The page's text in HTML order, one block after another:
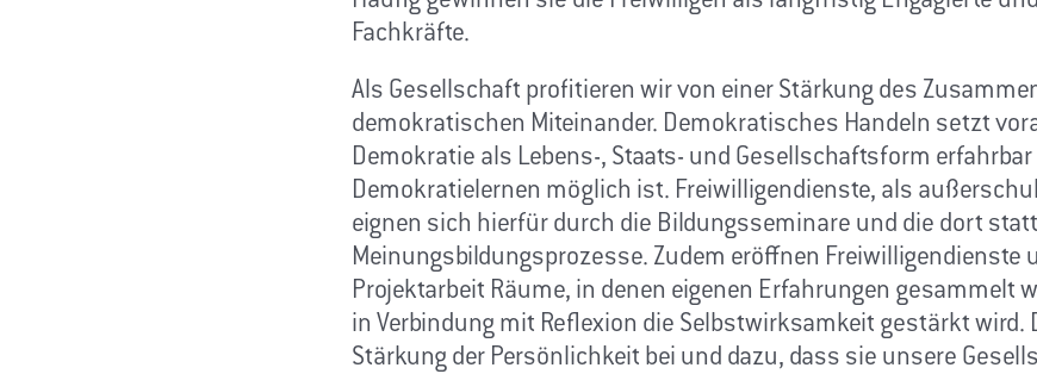
Fachkräfte.
Als Gesellschaft profitieren wir von einer Stärkung des
demokratischen Miteinander. Demokratisches Handeln setzt
Demokratie als Lebens-, Staats- und Gesellschaftsform erfahrbar
Demokratielernen möglich ist. Freiwilligendienste, als
eignen sich hierfür durch die Bildungsseminare und die dort
Meinungsbildungsprozesse. Zudem eröffnen Freiwilligendienste
Projektarbeit Räume, in denen eigenen Erfahrungen gesammelt
in Verbindung mit Reflexion die Selbstwirksamkeit gestärkt wird.
Stärkung der Persönlichkeit bei und dazu, dass sie unsere